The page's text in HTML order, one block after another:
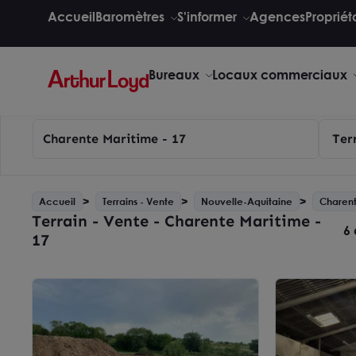
AccueilBaromètres S'informer Agences
Bureaux Locaux commerciaux
Charente Maritime - 17
Accueil Terrains - Vente Nouvelle-Aquitaine
Terrain - Vente - Charente Maritime -
17
6